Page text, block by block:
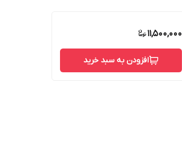
11,500,000
افزودن به سبد خرید